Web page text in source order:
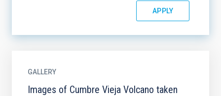
GALLERY
Images of Cumbre Vieja Volcano taken